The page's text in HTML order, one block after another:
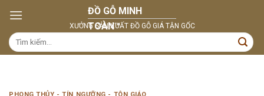
content
Tìm
kiếm: